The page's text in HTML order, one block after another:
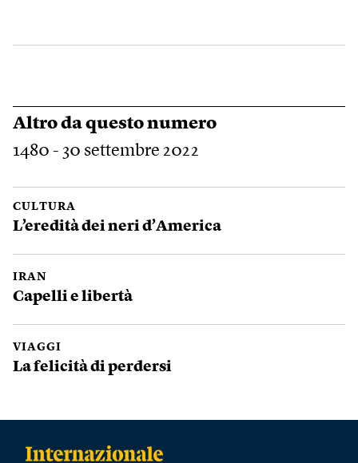
Altro da questo numero
1480 - 30 settembre 2022
CULTURA
L’eredità dei neri d’America
IRAN
Capelli e libertà
VIAGGI
La felicità di perdersi